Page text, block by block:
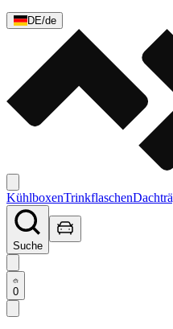
DE/de
KühlboxenTrinkflaschen
Suche
0